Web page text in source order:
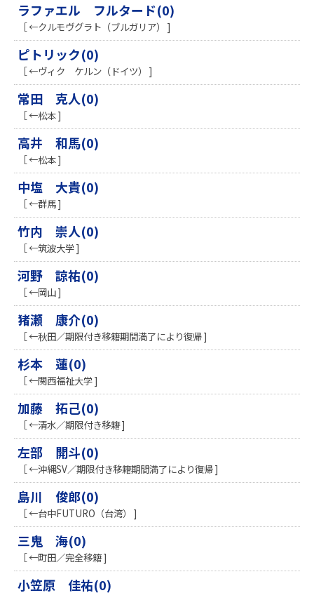
ラファエル フルタード(0)
［ ←クルモヴグラト（ブルガリア） ]
ピトリック(0)
［ ←ヴィク ケルン（ドイツ） ]
常田 克人(0)
［ ←松本 ]
高井 和馬(0)
［ ←松本 ]
中塩 大貴(0)
［ ←群馬 ]
竹内 崇人(0)
［ ←筑波大学 ]
河野 諒祐(0)
［ ←岡山 ]
猪瀬 康介(0)
［ ←秋田／期限付き移籍期間満了により復帰 ]
杉本 蓮(0)
［ ←関西福祉大学 ]
加藤 拓己(0)
［ ←清水／期限付き移籍 ]
左部 開斗(0)
［ ←沖縄SV／期限付き移籍期間満了により復帰 ]
島川 俊郎(0)
［ ←台中FUTURO（台湾） ]
三鬼 海(0)
［ ←町田／完全移籍 ]
小笠原 佳祐(0)